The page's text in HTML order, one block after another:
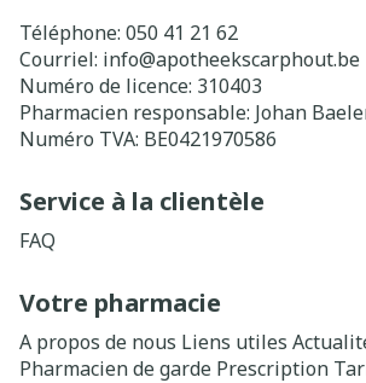
Téléphone: 050 41 21 62
Courriel: info@apotheekscarphout.be
Numéro de licence: 310403
Pharmacien responsable: Johan
Numéro TVA: BE0421970586
Service à la clientèle
FAQ
Votre pharmacie
A propos de nous Liens utiles
Pharmacien de garde Prescription